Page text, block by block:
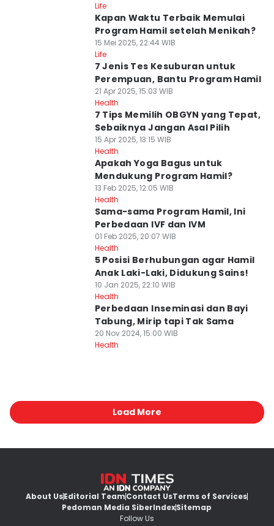
Life
Kapan Waktu Terbaik Memulai
Program Hamil setelah Menikah?
15 Mei 2025, 22:44 WIB
Life
7 Jenis Tes Kesuburan untuk
Perempuan, Bantu Program Hamil
21 Apr 2025, 15:03 WIB
Health
7 Tips Memilih OBGYN yang Tepat,
Sebaiknya Jangan Asal Pilih
15 Apr 2025, 13:15 WIB
Health
Apakah Yoga Bagus untuk
Mendukung Program Hamil?
13 Feb 2025, 12:05 WIB
Health
Sama-sama Program Hamil, Ini
Perbedaan IVF dan IVM
01 Feb 2025, 20:07 WIB
Health
5 Posisi Berhubungan agar Hamil
Anak Laki-Laki, Didukung Sains!
10 Jan 2025, 22:10 WIB
Health
Perbedaan Inseminasi dan Bayi
Tabung, Mirip tapi Tak Sama
20 Nov 2024, 15:00 WIB
Health
Load More
About UsEditorial TeamContact UsTerms of Services
Pedoman Media SiberIndexSitemap
Follow Us